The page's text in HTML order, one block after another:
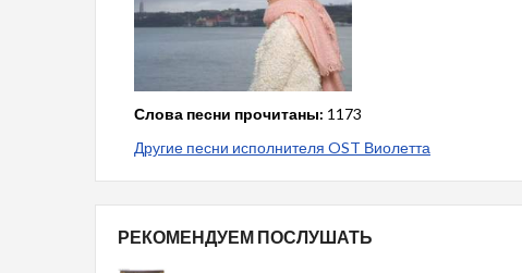
Слова песни прочитаны: 1173
Другие песни исполнителя OST Виолетта
РЕКОМЕНДУЕМ ПОСЛУШАТЬ